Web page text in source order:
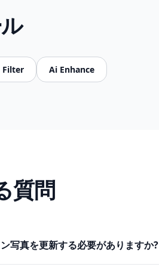
Filter Ai Enhance
質問
写真を更新する必要がありますか?